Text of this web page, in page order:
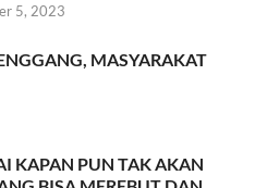
5, 2023
MASYARAKAT
KAPAN PUN TAK AKAN